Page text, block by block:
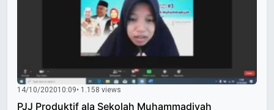
14/10/202010:09• 1.158 views
PJJ Produktif ala Sekolah Muhammadiyah